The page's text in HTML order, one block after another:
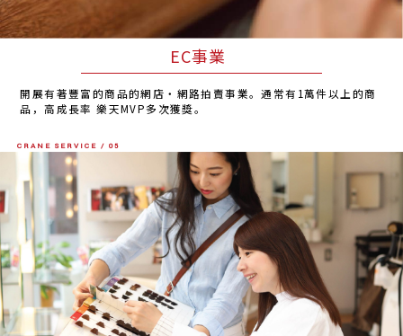
EC事業
開展有著豐富的商品的網店・網路拍賣事業。通常有1萬件以上的商
品，高成長率 樂天MVP多次獲獎。
CRANE SERVICE / 05